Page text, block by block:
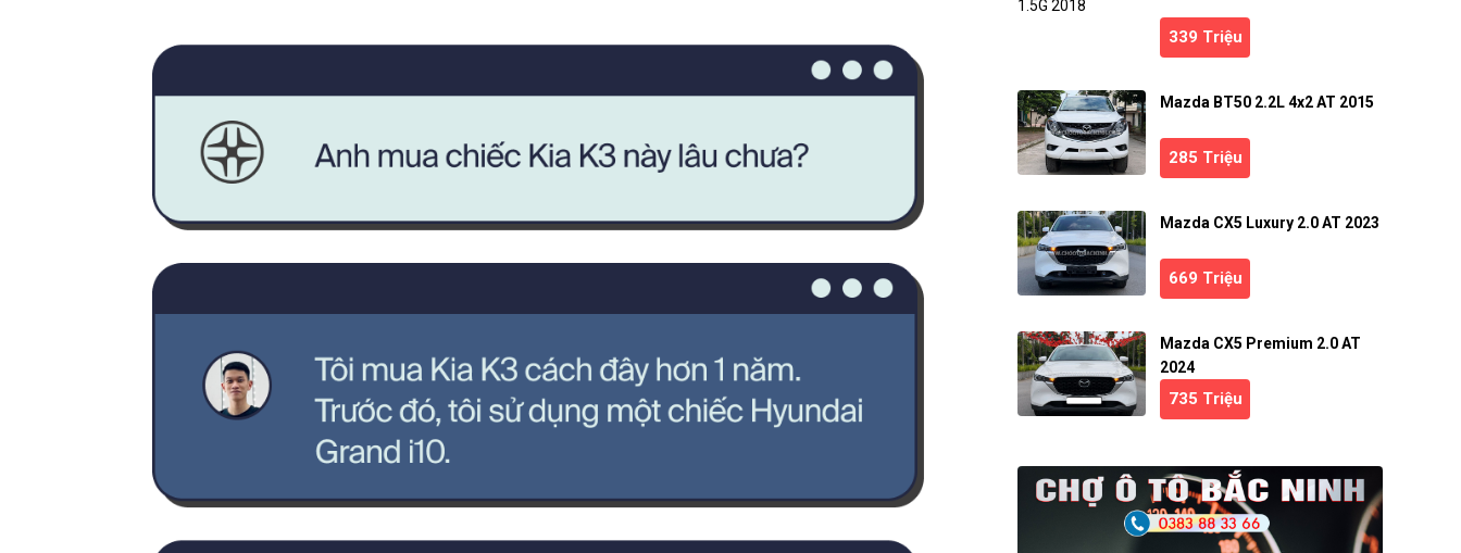
339 Triệu
Mazda BT50 2.2L 4x2 AT 2015
285 Triệu
Mazda CX5 Luxury 2.0 AT 2023
669 Triệu
Mazda CX5 Premium 2.0 AT
2024
735 Triệu